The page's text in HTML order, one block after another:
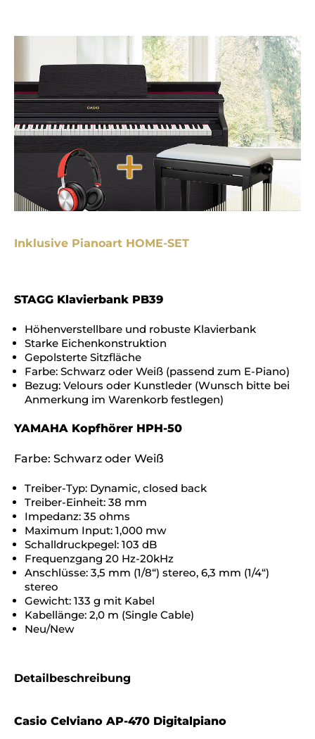
Inklusive Pianoart HOME-SET
STAGG Klavierbank PB39
Höhenverstellbare und robuste Klavierbank
Starke Eichenkonstruktion
Gepolsterte Sitzfläche
Farbe: Schwarz oder Weiß (passend zum E-Piano)
Bezug: Velours oder Kunstleder (Wunsch bitte bei
Anmerkung im Warenkorb festlegen)
YAMAHA Kopfhörer HPH-50
Farbe: Schwarz oder Weiß
Treiber-Typ: Dynamic, closed back
Treiber-Einheit: 38 mm
Impedanz: 35 ohms
Maximum Input: 1,000 mw
Schalldruckpegel: 103 dB
Frequenzgang 20 Hz-20kHz
Anschlüsse: 3,5 mm (1/8“) stereo, 6,3 mm (1/4“)
stereo
Gewicht: 133 g mit Kabel
Kabellänge: 2,0 m (Single Cable)
Neu/New
Detailbeschreibung
Casio Celviano AP-470 Digitalpiano